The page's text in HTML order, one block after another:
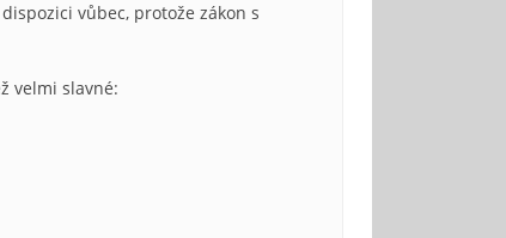
vůbec, protože zákon s
velmi slavné: